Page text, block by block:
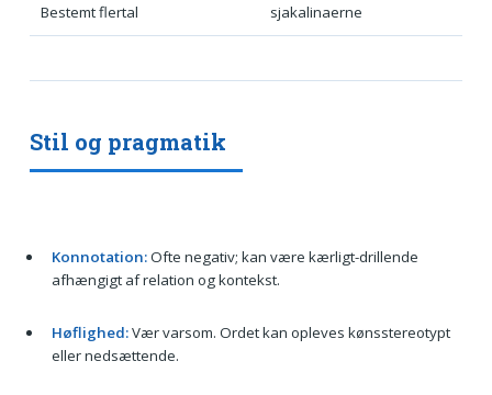
Bestemt flertal sjakalinaerne
Stil og pragmatik
Konnotation:Ofte negativ; kan være kærligt-drillende
afhængigt af relation og kontekst.
Høflighed:Vær varsom. Ordet kan opleves kønsstereotypt
eller nedsættende.